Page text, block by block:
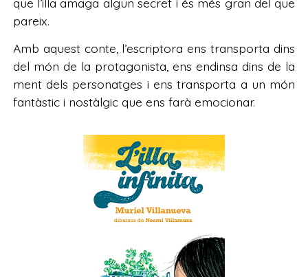
pareix.
Amb aquest conte, l’escriptora ens transporta dins
del món de la protagonista, ens endinsa dins de la
ment dels personatges i ens transporta a un món
fantàstic i nostàlgic que ens farà emocionar.